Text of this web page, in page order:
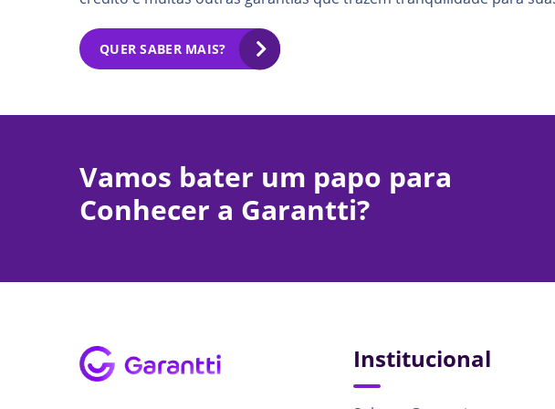
QUER SABER MAIS?
Vamos bater um papo para
Conhecer a Garantti?
Institucional